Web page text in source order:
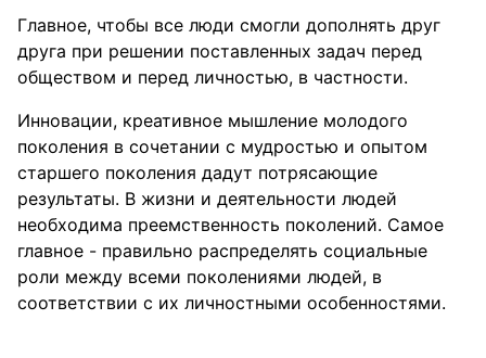
Главное, чтобы все люди смогли дополнять друг
друга при решении поставленных задач перед
обществом и перед личностью, в частности.
Инновации, креативное мышление молодого
поколения в сочетании с мудростью и опытом
старшего поколения дадут потрясающие
результаты. В жизни и деятельности людей
необходима преемственность поколений. Самое
главное - правильно распределять социальные
роли между всеми поколениями людей, в
соответствии с их личностными особенностями.